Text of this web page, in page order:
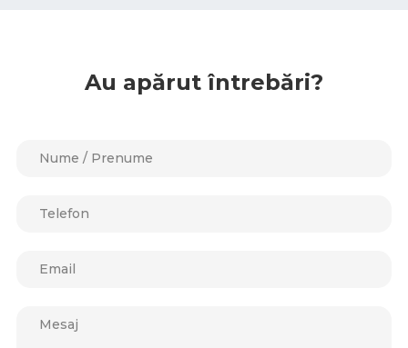
Au apărut întrebări?